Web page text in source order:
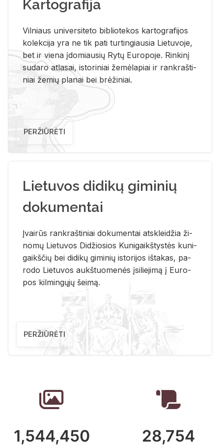
Kartografija
Vil­niaus uni­ver­si­te­to bi­b­lio­te­kos kar­to­gra­fi­jos
ko­lek­ci­ja yra ne tik pati tur­tin­giau­sia Lie­tu­vo­je,
bet ir vie­na įdo­miau­sių Rytų Eu­ro­po­je. Rin­ki­nį
su­da­ro at­la­sai, is­to­ri­niai že­mė­la­piai ir rank­raš­ti­
niai že­mių pla­nai bei brė­ži­niai.
PERŽIŪRĖTI
Lietuvos didikų giminių
dokumentai
Įvai­rūs rank­raš­ti­niai do­ku­men­tai at­sklei­džia ži­
no­mų Lie­tu­vos Di­džio­sios Ku­ni­gaikš­tys­tės ku­ni­
gaikš­čių bei di­di­kų gi­mi­nių is­to­ri­jos iš­ta­kas, pa­
ro­do Lie­tu­vos aukš­tuo­me­nės įsi­lie­ji­mą į Eu­ro­
pos kil­min­gų­jų šei­mą.
PERŽIŪRĖTI
1,544,450 28,754